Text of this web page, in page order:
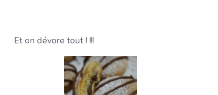
Et on dévore tout ! !!!